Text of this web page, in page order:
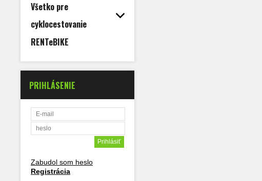
Všetko pre
cyklocestovanie
RENTeBIKE
PRIHLÁSENIE
Zabudol som heslo
Registrácia